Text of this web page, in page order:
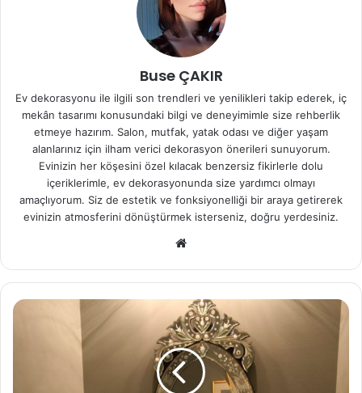
Buse ÇAKIR
Ev dekorasyonu ile ilgili son trendleri ve yenilikleri takip ederek, iç
mekân tasarımı konusundaki bilgi ve deneyimimle size rehberlik
etmeye hazırım. Salon, mutfak, yatak odası ve diğer yaşam
alanlarınız için ilham verici dekorasyon önerileri sunuyorum.
Evinizin her köşesini özel kılacak benzersiz fikirlerle dolu
içeriklerimle, ev dekorasyonunda size yardımcı olmayı
amaçlıyorum. Siz de estetik ve fonksiyonelliği bir araya getirerek
evinizin atmosferini dönüştürmek isterseniz, doğru yerdesiniz.
sit
esi